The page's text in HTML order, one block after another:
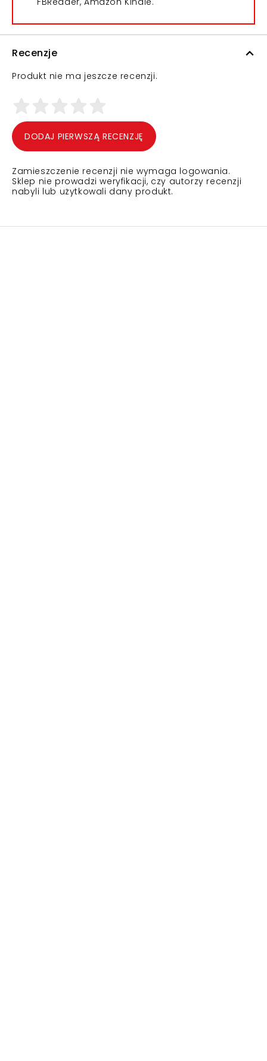
Recenzje
Produkt nie ma jeszcze recenzji.
DODAJ PIERWSZĄ RECENZJĘ
Zamieszczenie recenzji nie wymaga logowania.
Sklep nie prowadzi weryfikacji, czy autorzy recenzji
nabyli lub użytkowali dany produkt.